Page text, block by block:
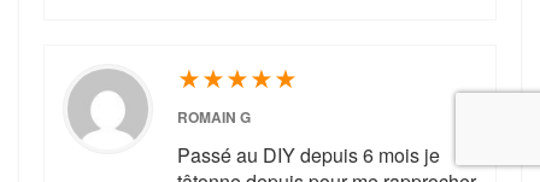
★★★★★
ROMAIN G
Passé au DIY depuis 6 mois je